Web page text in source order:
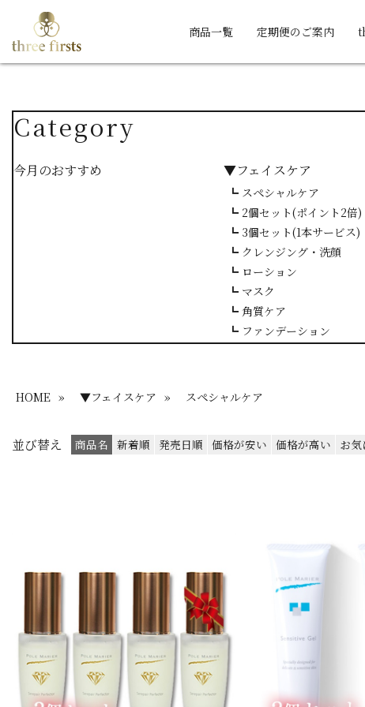
商品一覧 定期便のご案内
Category
今月のおすすめ ▼フェイスケア
┗ スペシャルケア
┗ 2個セット(ポイント2倍)
┗ 3個セット(1本サービス)
┗ クレンジング・洗顔
┗ ローション
┗ マスク
┗ 角質ケア
┗ ファンデーション
HOME » ▼フェイスケア » スペシャルケア
並び替え 商品名 新着順 発売日順 価格が安い 価格が高い お